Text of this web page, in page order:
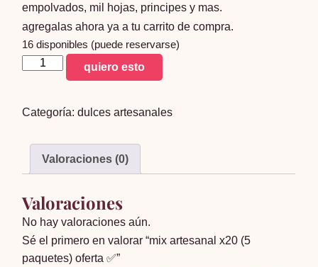
empolvados, mil hojas, principes y mas.
agregalas ahora ya a tu carrito de compra.
16 disponibles (puede reservarse)
artesanal
(5
quiero esto
Categoría:dulces artesanales
Valoraciones (0)
Valoraciones
No hay valoraciones aún.
Sé el primero en valorar “mix artesanal x20 (5
paquetes) oferta ✅”